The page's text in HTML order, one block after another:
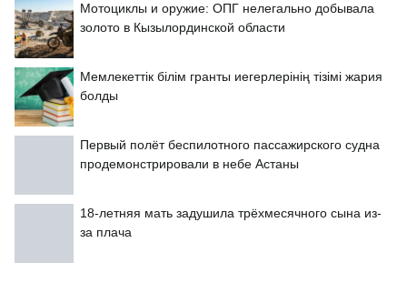
Мотоциклы и оружие: ОПГ нелегально добывала
золото в Кызылординской области
Мемлекеттік білім гранты иегерлерінің тізімі жария
болды
Первый полёт беспилотного пассажирского судна
продемонстрировали в небе Астаны
18-летняя мать задушила трёхмесячного сына из-
за плача